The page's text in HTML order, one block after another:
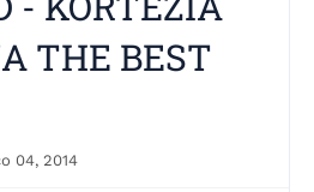
THE BEST
04, 2014